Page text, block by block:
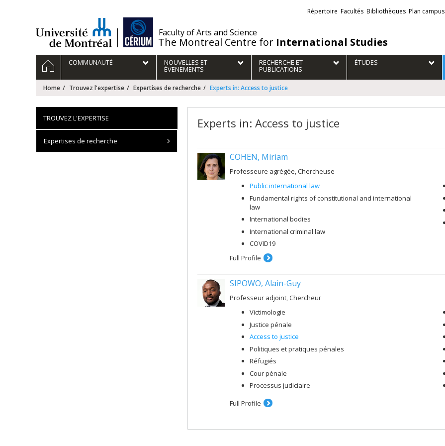
Faculty of Arts and Science
The Montreal Centre for International Studies
Liens
externes
Répertoire Facultés Bibliothèques Plan campus
Navigation
principale
HOMECOMMUNAUTÉ NOUVELLES ET
ÉVENEMENTS
RECHERCHE ET
PUBLICATIONS
ÉTUDES
Home Trouvez l'expertise Expertises de recherche Experts in: Access to justice
Experts in: Access to justice
COHEN, Miriam
Professeure agrégée, Chercheuse
Public international law
Fundamental rights of constitutional and international
law
International bodies
International criminal law
COVID19
Full Profile
SIPOWO, Alain-Guy
Professeur adjoint, Chercheur
Victimologie
Justice pénale
Access to justice
Politiques et pratiques pénales
Réfugiés
Cour pénale
Processus judiciaire
Full Profile
TROUVEZ L'EXPERTISE
Expertises de recherche